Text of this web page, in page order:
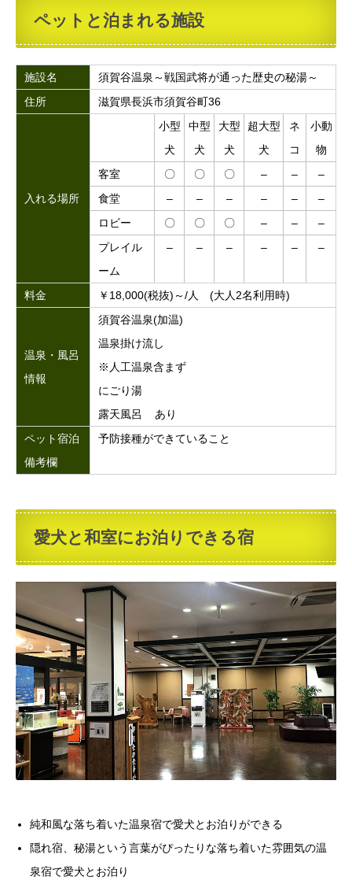
ペットと泊まれる施設
施設名
須賀谷温泉～戦国武将が通った歴史の秘湯～
住所
滋賀県長浜市須賀谷町36
入れる場所
小型
犬
中型
犬
大型
犬
超大型
犬
ネ
コ
小動
物
客室
〇 〇 〇 – –
–
食堂
– – – – –
–
ロビー
〇 〇 〇 – –
–
プレイル
ーム
– – – – – –
料金 ￥18,000(税抜)～/人 (大人2名利用時)
温泉・風呂
情報
須賀谷温泉(加温)
温泉掛け流し
※人工温泉含まず
にごり湯
露天風呂 あり
ペット宿泊
備考欄
予防接種ができていること
愛犬と和室にお泊りできる宿
純和風な落ち着いた温泉宿で愛犬とお泊りができる
隠れ宿、秘湯という言葉がぴったりな落ち着いた雰囲気の温
泉宿で愛犬とお泊り